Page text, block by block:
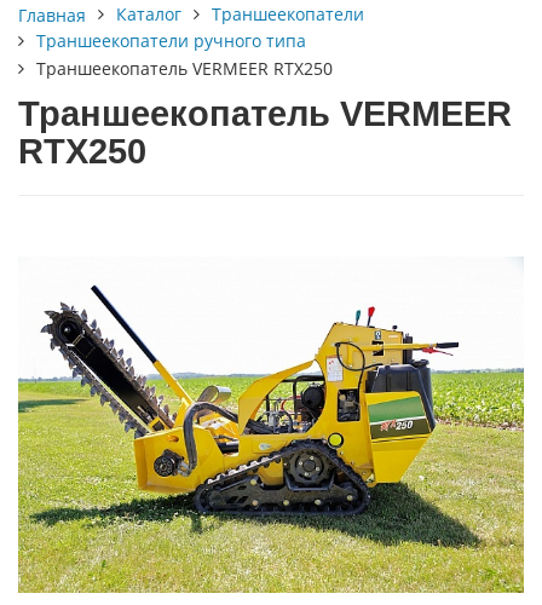
Главная Каталог
Траншеекопатели
Траншеекопатели ручного типа
Траншеекопатель VERMEER RTX250
Траншеекопатель VERMEER
RTX250